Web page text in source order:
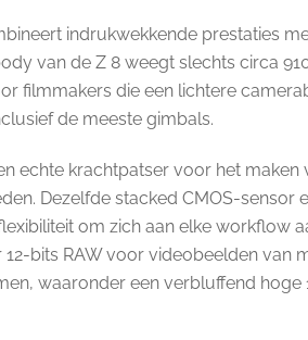
indrukwekkende prestaties
van de Z 8 weegt slechts circa
filmmakers die een lichtere
de meeste gimbals.
echte krachtpatser voor het
Dezelfde stacked CMOS-
om zich aan elke workflow
bits RAW voor videobeelden van
waaronder een verbluffend hoge